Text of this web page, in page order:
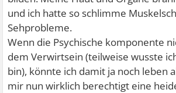
und ich hatte so schlimme
Sehprobleme.
Wenn die Psychische komponente
dem Verwirtsein (teilweise wusste
bin), könnte ich damit ja noch leben
mir nun wirklich berechtigt eine